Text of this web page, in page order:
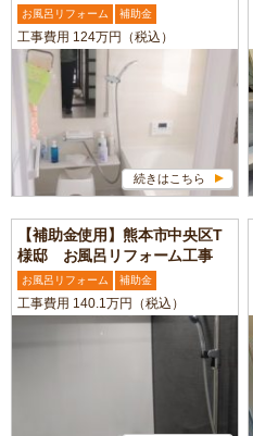
お風呂リフォーム 補助金
工事費用 124万円（税込）
続きはこちら
【補助金使用】熊本市中央区T
様邸 お風呂リフォーム工事
お風呂リフォーム 補助金
工事費用 140.1万円（税込）